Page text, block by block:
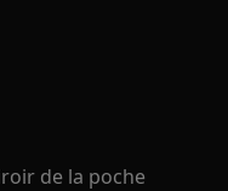
de la poche